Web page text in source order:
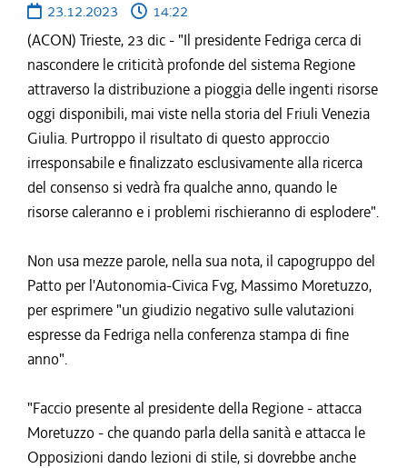
23.12.2023
14:22
(ACON) Trieste, 23 dic - "Il presidente Fedriga cerca di
nascondere le criticità profonde del sistema Regione
attraverso la distribuzione a pioggia delle ingenti risorse
oggi disponibili, mai viste nella storia del Friuli Venezia
Giulia. Purtroppo il risultato di questo approccio
irresponsabile e finalizzato esclusivamente alla ricerca
del consenso si vedrà fra qualche anno, quando le
risorse caleranno e i problemi rischieranno di esplodere".
Non usa mezze parole, nella sua nota, il capogruppo del
Patto per l'Autonomia-Civica Fvg, Massimo Moretuzzo,
per esprimere "un giudizio negativo sulle valutazioni
espresse da Fedriga nella conferenza stampa di fine
anno".
"Faccio presente al presidente della Regione - attacca
Moretuzzo - che quando parla della sanità e attacca le
Opposizioni dando lezioni di stile, si dovrebbe anche